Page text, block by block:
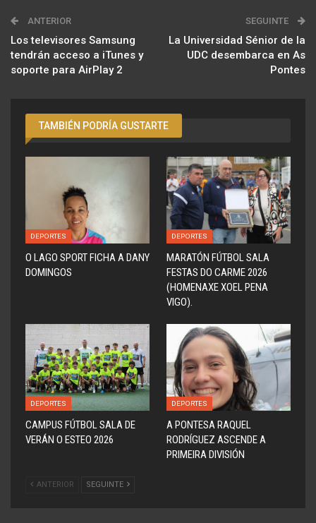
ANTERIOR
Los televisores Samsung
tendrán acceso a iTunes y
soporte para AirPlay 2
SEGUINTE
La Universidad Sénior de la
UDC desembarca en As
Pontes
TAMBIÉN PODRÍA GUSTARTE
DEPORTES
O LAGO SPORT FICHA A DANY
DOMINGOS
DEPORTES
MARATÓN FÚTBOL SALA
FESTAS DO CARME 2026
(HOMENAXE XOEL PENA
VIGO).
DEPORTES
CAMPUS FÚTBOL SALA DE
VERÁN O ESTEO 2026
DEPORTES
A PONTESA RAQUEL
RODRÍGUEZ ASCENDE A
PRIMEIRA DIVISIÓN
ANTERIOR SEGUINTE